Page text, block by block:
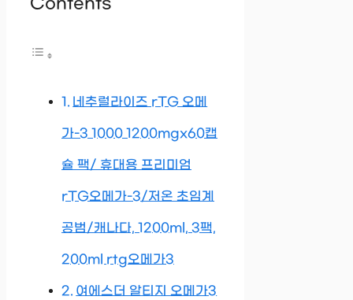
네추럴라이즈 rTG 오메
가-3 1000 1200mgx60캡
슐 팩/ 휴대용 프리미엄
rTG오메가-3/저온 초임계
공범/캐나다, 1200ml, 3팩,
200ml rtg오메가3
여에스더 알티지 오메가3